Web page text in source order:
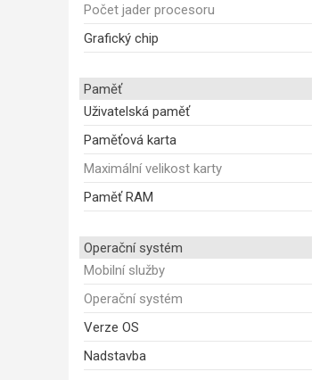
Počet jader procesoru
Grafický chip
Paměť
Uživatelská paměť
Paměťová karta
Maximální velikost karty
Paměť RAM
Operační systém
Mobilní služby
Operační systém
Verze OS
Nadstavba